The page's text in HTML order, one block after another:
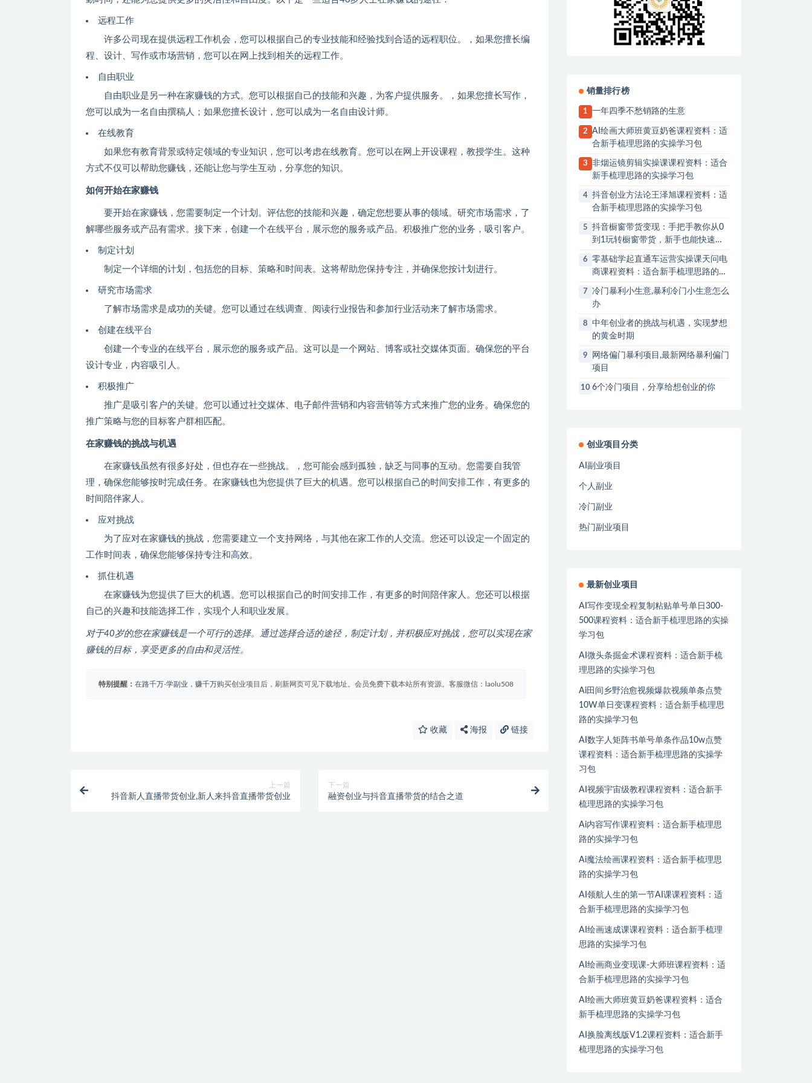
远程工作
许多公司现在提供远程工作机会，您可以根据自己的专业技能和经验找到合适的远程职位。，如果您擅长编
程、设计、写作或市场营销，您可以在网上找到相关的远程工作。
自由职业
自由职业是另一种在家赚钱的方式。您可以根据自己的技能和兴趣，为客户提供服务。，如果您擅长写作，
您可以成为一名自由撰稿人；如果您擅长设计，您可以成为一名自由设计师。
在线教育
如果您有教育背景或特定领域的专业知识，您可以考虑在线教育。您可以在网上开设课程，教授学生。这种
方式不仅可以帮助您赚钱，还能让您与学生互动，分享您的知识。
如何开始在家赚钱
要开始在家赚钱，您需要制定一个计划。评估您的技能和兴趣，确定您想要从事的领域。研究市场需求，了
解哪些服务或产品有需求。接下来，创建一个在线平台，展示您的服务或产品。积极推广您的业务，吸引客户。
制定计划
制定一个详细的计划，包括您的目标、策略和时间表。这将帮助您保持专注，并确保您按计划进行。
研究市场需求
了解市场需求是成功的关键。您可以通过在线调查、阅读行业报告和参加行业活动来了解市场需求。
创建在线平台
创建一个专业的在线平台，展示您的服务或产品。这可以是一个网站、博客或社交媒体页面。确保您的平台
设计专业，内容吸引人。
积极推广
推广是吸引客户的关键。您可以通过社交媒体、电子邮件营销和内容营销等方式来推广您的业务。确保您的
推广策略与您的目标客户群相匹配。
在家赚钱的挑战与机遇
在家赚钱虽然有很多好处，但也存在一些挑战。，您可能会感到孤独，缺乏与同事的互动。您需要自我管
理，确保您能够按时完成任务。在家赚钱也为您提供了巨大的机遇。您可以根据自己的时间安排工作，有更多的
时间陪伴家人。
应对挑战
为了应对在家赚钱的挑战，您需要建立一个支持网络，与其他在家工作的人交流。您还可以设定一个固定的
工作时间表，确保您能够保持专注和高效。
抓住机遇
在家赚钱为您提供了巨大的机遇。您可以根据自己的时间安排工作，有更多的时间陪伴家人。您还可以根据
自己的兴趣和技能选择工作，实现个人和职业发展。
对于40岁的您在家赚钱是一个可行的选择。通过选择合适的途径，制定计划，并积极应对挑战，您可以实现在家
赚钱的目标，享受更多的自由和灵活性。
特别提醒： 在路千万-学副业，赚千万购买创业项目后，刷新网页可见下载地址。会员免费下载本站所有资源。客服微信：laolu508
收藏 海报 链接
上一篇
抖音新人直播带货创业,新人来抖音直播带货创业
下一篇
融资创业与抖音直播带货的结合之道
销量排行榜
1 一年四季不愁销路的生意
2
AI绘画大师班黄豆奶爸课程资料：适
合新手梳理思路的实操学习包
3
非烟运镜剪辑实操课课程资料：适合
新手梳理思路的实操学习包
4 抖音创业方法论王泽旭课程资料：适
合新手梳理思路的实操学习包
5
抖音橱窗带货变现：手把手教你从0
到1玩转橱窗带货，新手也能快速上
手
6
零基础学起直通车运营实操课天问电
商课程资料：适合新手梳理思路的实
操学习包
7
冷门暴利小生意,暴利冷门小生意怎么
办
8
中年创业者的挑战与机遇，实现梦想
的黄金时期
9
网络偏门暴利项目,最新网络暴利偏门
项目
10 6个冷门项目，分享给想创业的你
创业项目分类
AI副业项目
个人副业
冷门副业
热门副业项目
最新创业项目
AI写作变现全程复制粘贴单号单日300-
500课程资料：适合新手梳理思路的实操
学习包
AI微头条掘金术课程资料：适合新手梳
理思路的实操学习包
Ai田间乡野治愈视频爆款视频单条点赞
10W单日变课程资料：适合新手梳理思
路的实操学习包
AI数字人矩阵书单号单条作品10w点赞
课程资料：适合新手梳理思路的实操学
习包
AI视频宇宙级教程课程资料：适合新手
梳理思路的实操学习包
Ai内容写作课程资料：适合新手梳理思
路的实操学习包
Ai魔法绘画课程资料：适合新手梳理思
路的实操学习包
AI领航人生的第一节AI课课程资料：适
合新手梳理思路的实操学习包
AI绘画速成课课程资料：适合新手梳理
思路的实操学习包
AI绘画商业变现课-大师班课程资料：适
合新手梳理思路的实操学习包
AI绘画大师班黄豆奶爸课程资料：适合
新手梳理思路的实操学习包
AI换脸离线版V1.2课程资料：适合新手
梳理思路的实操学习包